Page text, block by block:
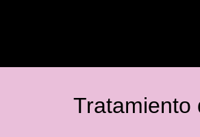
Tratamiento